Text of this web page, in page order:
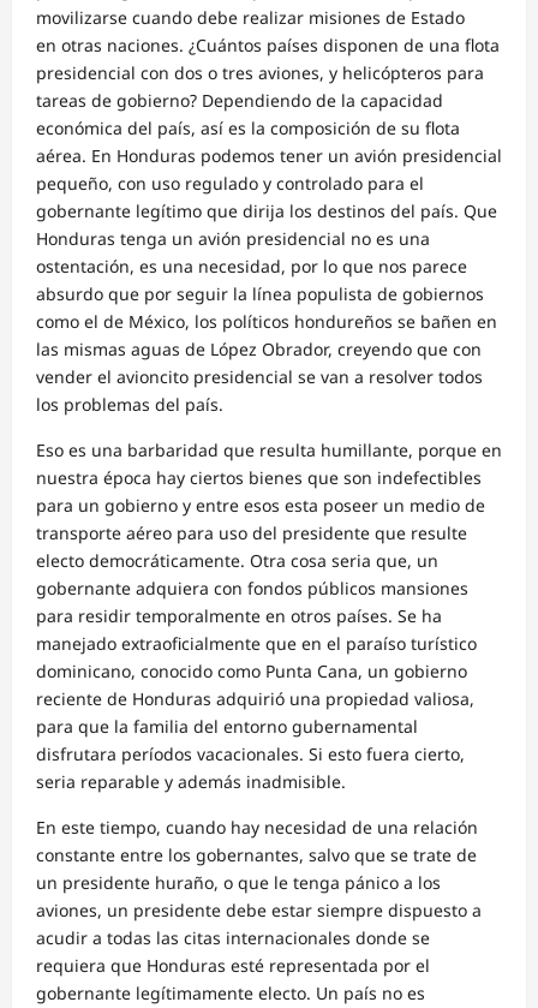
movilizarse cuando debe realizar misiones de Estado
en otras naciones. ¿Cuántos países disponen de una flota
presidencial con dos o tres aviones, y helicópteros para
tareas de gobierno? Dependiendo de la capacidad
económica del país, así es la composición de su flota
aérea. En Honduras podemos tener un avión presidencial
pequeño, con uso regulado y controlado para el
gobernante legítimo que dirija los destinos del país. Que
Honduras tenga un avión presidencial no es una
ostentación, es una necesidad, por lo que nos parece
absurdo que por seguir la línea populista de gobiernos
como el de México, los políticos hondureños se bañen en
las mismas aguas de López Obrador, creyendo que con
vender el avioncito presidencial se van a resolver todos
los problemas del país.
Eso es una barbaridad que resulta humillante, porque en
nuestra época hay ciertos bienes que son indefectibles
para un gobierno y entre esos esta poseer un medio de
transporte aéreo para uso del presidente que resulte
electo democráticamente. Otra cosa seria que, un
gobernante adquiera con fondos públicos mansiones
para residir temporalmente en otros países. Se ha
manejado extraoficialmente que en el paraíso turístico
dominicano, conocido como Punta Cana, un gobierno
reciente de Honduras adquirió una propiedad valiosa,
para que la familia del entorno gubernamental
disfrutara períodos vacacionales. Si esto fuera cierto,
seria reparable y además inadmisible.
En este tiempo, cuando hay necesidad de una relación
constante entre los gobernantes, salvo que se trate de
un presidente huraño, o que le tenga pánico a los
aviones, un presidente debe estar siempre dispuesto a
acudir a todas las citas internacionales donde se
requiera que Honduras esté representada por el
gobernante legítimamente electo. Un país no es